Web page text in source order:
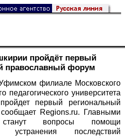
пройдёт первый
православный форум
филиале Московского
педагогического университета
первый региональный
Regions.ru. Главными
вопросы помощи
последствий